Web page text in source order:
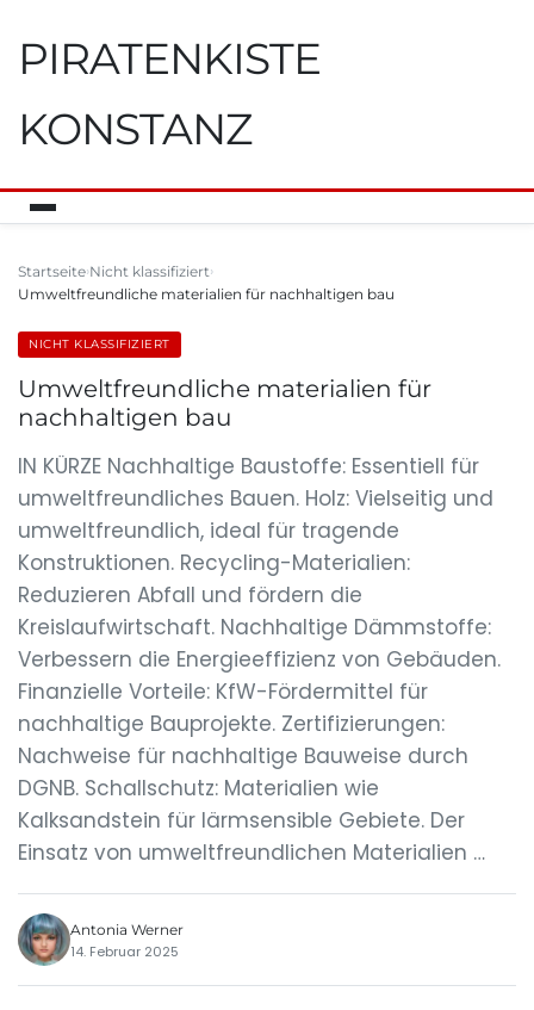
PIRATENKISTE
KONSTANZ
Startseite Nicht klassifiziert
Umweltfreundliche materialien für nachhaltigen bau
NICHT KLASSIFIZIERT
Umweltfreundliche materialien für
nachhaltigen bau
IN KÜRZE Nachhaltige Baustoffe: Essentiell für
umweltfreundliches Bauen. Holz: Vielseitig und
umweltfreundlich, ideal für tragende
Konstruktionen. Recycling-Materialien:
Reduzieren Abfall und fördern die
Kreislaufwirtschaft. Nachhaltige Dämmstoffe:
Verbessern die Energieeffizienz von Gebäuden.
Finanzielle Vorteile: KfW-Fördermittel für
nachhaltige Bauprojekte. Zertifizierungen:
Nachweise für nachhaltige Bauweise durch
DGNB. Schallschutz: Materialien wie
Kalksandstein für lärmsensible Gebiete. Der
Einsatz von umweltfreundlichen Materialien …
Antonia Werner
14. Februar 2025